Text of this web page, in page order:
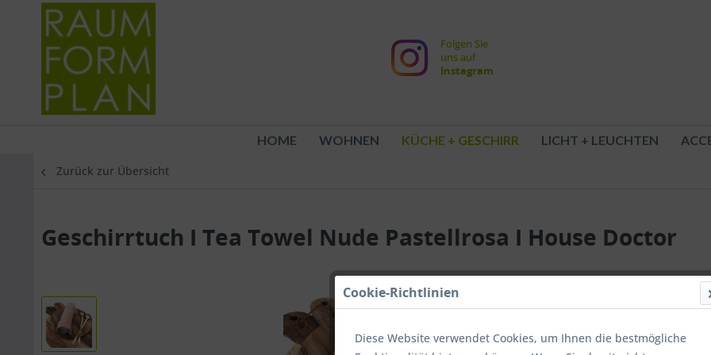
Folgen Sie
uns auf
Instagram
HOME WOHNEN KÜCHE + GESCHIRR LICHT + LEUCHTEN
Zurück zur Übersicht
Geschirrtuch I Tea Towel Nude Pastellrosa I House Doctor
Cookie-Richtlinien
Diese Website verwendet Cookies, um Ihnen die bestmögliche